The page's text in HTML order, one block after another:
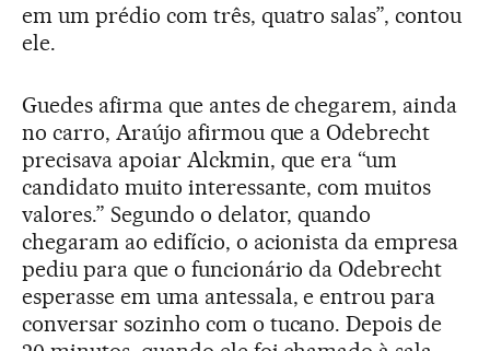
em um prédio com três, quatro salas”, contou
ele.
Guedes afirma que antes de chegarem, ainda
no carro, Araújo afirmou que a Odebrecht
precisava apoiar Alckmin, que era “um
candidato muito interessante, com muitos
valores.” Segundo o delator, quando
chegaram ao edifício, o acionista da empresa
pediu para que o funcionário da Odebrecht
esperasse em uma antessala, e entrou para
conversar sozinho com o tucano. Depois de